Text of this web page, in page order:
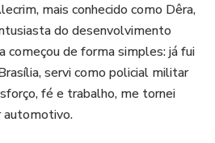
mais conhecido como Dêra,
do desenvolvimento
começou de forma simples: já fui
servi como policial militar
fé e trabalho, me tornei
automotivo.